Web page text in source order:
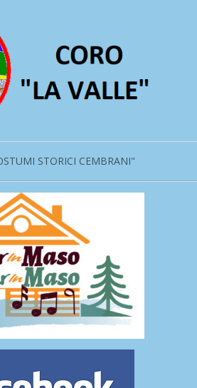
STORICI CEMBRANI"